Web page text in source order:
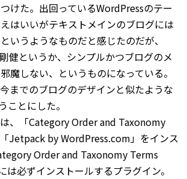
けた。出回っているWordPressのテー
はいいがテキストメインのブログには
いうようなものだと感じたのだが、
健というか、シンプルかつブログのメ
魔しない、というものになっている。
までのブログのデザインと似たような
ことにした。
、「Category Order and Taxonomy
Jetpack by WordPress.com」をインス
Order and Taxonomy Terms
必ずインストールするプラグイン。